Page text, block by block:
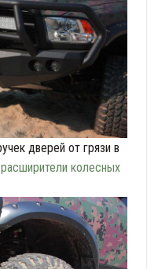
дверей от грязи в
расширители колесных